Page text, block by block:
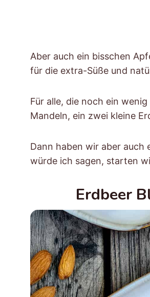
Aber auch ein bisschen
für die extra-Süße und
Für alle, die noch ein
Mandeln, ein zwei kleine
Dann haben wir aber auch
würde ich sagen, starten
Erdbeer